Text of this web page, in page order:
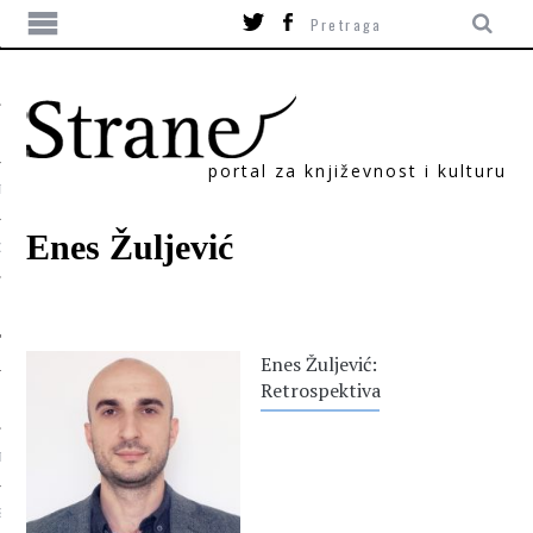
portal za književnost i kulturu
Enes Žuljević
Enes Žuljević:
Retrospektiva